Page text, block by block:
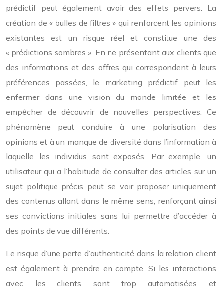
prédictif peut également avoir des effets pervers. La
création de « bulles de filtres » qui renforcent les opinions
existantes est un risque réel et constitue une des
« prédictions sombres ». En ne présentant aux clients que
des informations et des offres qui correspondent à leurs
préférences passées, le marketing prédictif peut les
enfermer dans une vision du monde limitée et les
empêcher de découvrir de nouvelles perspectives. Ce
phénomène peut conduire à une polarisation des
opinions et à un manque de diversité dans l’information à
laquelle les individus sont exposés. Par exemple, un
utilisateur qui a l’habitude de consulter des articles sur un
sujet politique précis peut se voir proposer uniquement
des contenus allant dans le même sens, renforçant ainsi
ses convictions initiales sans lui permettre d’accéder à
des points de vue différents.
Le risque d’une perte d’authenticité dans la relation client
est également à prendre en compte. Si les interactions
avec les clients sont trop automatisées et